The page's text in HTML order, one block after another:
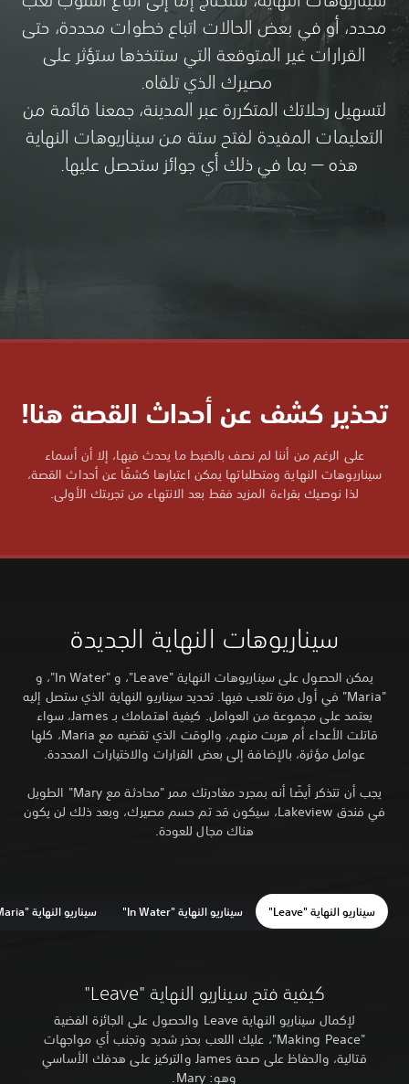
محدد، أو في بعض الحالات اتباع خطوات محددة، حتى
القرارات غير المتوقعة التي ستتخذها ستؤثر على
مصيرك الذي تلقاه.
لتسهيل رحلاتك المتكررة عبر المدينة، جمعنا قائمة من
التعليمات المفيدة لفتح ستة من سيناريوهات النهاية
هذه — بما في ذلك أي جوائز ستحصل عليها.
تحذير كشف عن أحداث القصة هنا!
على الرغم من أننا لم نصف بالضبط ما يحدث فيها، إلا أن أسماء
سيناريوهات النهاية ومتطلباتها يمكن اعتبارها كشفًا عن أحداث القصة،
لذا نوصيك بقراءة المزيد فقط بعد الانتهاء من تجربتك الأولى.
سيناريوهات النهاية الجديدة
يمكن الحصول على سيناريوهات النهاية "Leave"، و "In Water"، و
"Maria" في أول مرة تلعب فيها. تحديد سيناريو النهاية الذي ستصل إليه
يعتمد على مجموعة من العوامل. كيفية اهتمامك بـ James، سواء
قاتلت الأعداء أم هربت منهم، والوقت الذي تقضيه مع Maria، كلها
عوامل مؤثرة، بالإضافة إلى بعض القرارات والاختيارات المحددة.
يجب أن تتذكر أيضًا أنه بمجرد مغادرتك ممر "محادثة مع Mary" الطويل
في فندق Lakeview، سيكون قد تم حسم مصيرك، وبعد ذلك لن يكون
هناك مجال للعودة.
سيناريو النهاية "Leave" سيناريو النهاية "In Water" سيناريو النهاية "Maria"
كيفية فتح سيناريو النهاية "Leave"
لإكمال سيناريو النهاية Leave والحصول على الجائزة الفضية
"Making Peace"، عليك اللعب بحذر شديد وتجنب أي مواجهات
قتالية، والحفاظ على صحة James والتركيز على هدفك الأساسي
وهو: Mary.